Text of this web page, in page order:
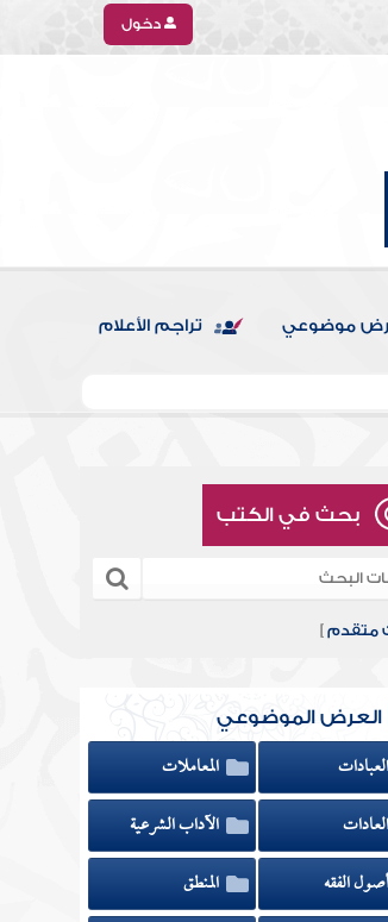
دخول
موضوعي تراجم الأعلام
بحث في الكتب
متقدم ]
العرض الموضوعي
العبادات
المعاملات
العادات
الآداب الشرعية
الفقه
المنطق